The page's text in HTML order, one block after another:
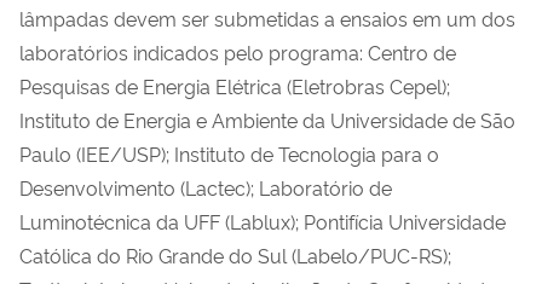
lâmpadas devem ser submetidas a ensaios em um dos
laboratórios indicados pelo programa: Centro de
Pesquisas de Energia Elétrica (Eletrobras Cepel);
Instituto de Energia e Ambiente da Universidade de São
Paulo (IEE/USP); Instituto de Tecnologia para o
Desenvolvimento (Lactec); Laboratório de
Luminotécnica da UFF (Lablux); Pontifícia Universidade
Católica do Rio Grande do Sul (Labelo/PUC-RS);